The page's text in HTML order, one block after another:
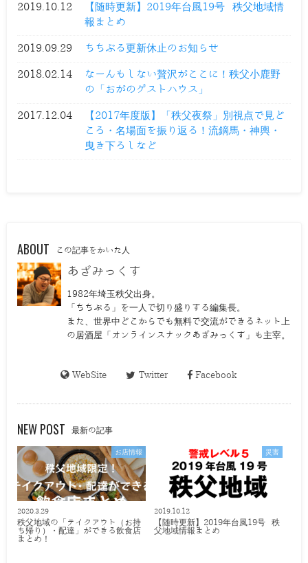
2019.10.12
【随時更新】2019年台風19号 秩父地域情
報まとめ
2019.09.29 ちちぶる更新休止のお知らせ
2018.02.14
なーんもしない贅沢がここに！秩父小鹿野
の「おがのゲストハウス」
2017.12.04
【2017年度版】「秩父夜祭」別視点で見ど
ころ・名場面を振り返る！流鏑馬・神輿・
曳き下ろしなど
ABOUT この記事をかいた人
あざみっくす
1982年埼玉秩父出身。
「ちちぶる」を一人で切り盛りする編集長。
また、世界中どこからでも無料で交流ができるネット上
の居酒屋「オンラインスナックあざみっくす」も主宰。
WebSite Twitter Facebook
NEW POST 最新の記事
お店情報
2020.3.29
秩父地域の「テイクアウト（お持
ち帰り）・配達」ができる飲食店
まとめ！
災害
2019.10.12
【随時更新】2019年台風19号 秩
父地域情報まとめ